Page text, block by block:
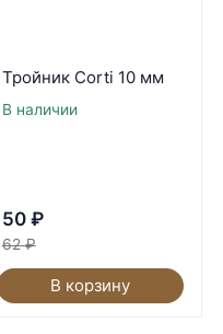
Тройник Corti 10 мм
В наличии
50 ₽
62 ₽
В корзину